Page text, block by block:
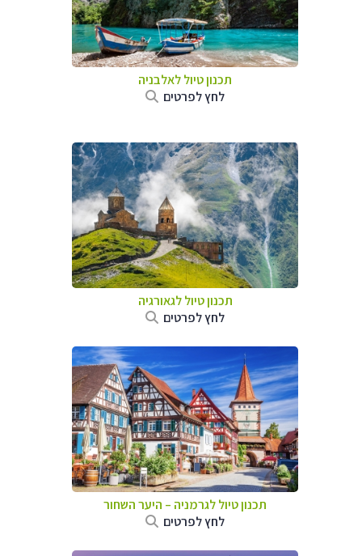
תכנון טיול לאלבניה
לחץ לפרטים
תכנון טיול לגאורגיה
לחץ לפרטים
תכנון טיול לגרמניה – היער השחור
לחץ לפרטים